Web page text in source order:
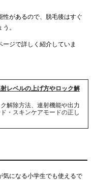
があるので、脱毛後はすぐ
。
ジで詳しく紹介していま
レベルの上げ方やロック解
解除方法、連射機能や出力
・スキンケアモードの正し
気になる小学生でも使えるで